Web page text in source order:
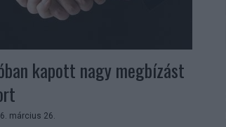
kapott nagy megbízást
március 26.